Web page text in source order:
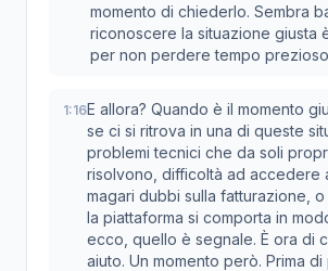
momento di chiederlo. Sembra
riconoscere la situazione giusta
per non perdere tempo
1:16E allora? Quando è il momento
se ci si ritrova in una di queste
problemi tecnici che da soli
risolvono, difficoltà ad accedere
magari dubbi sulla fatturazione,
la piattaforma si comporta in
ecco, quello è segnale. È ora di
aiuto. Un momento però. Prima di